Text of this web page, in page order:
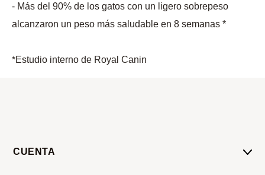
- Más del 90% de los gatos con un ligero sobrepeso
alcanzaron un peso más saludable en 8 semanas *
*Estudio interno de Royal Canin
CUENTA